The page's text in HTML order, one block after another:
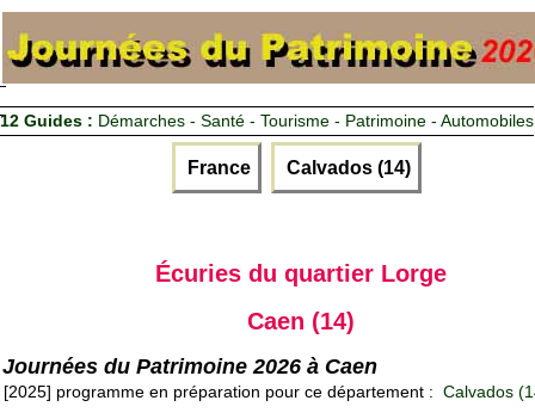
12 Guides : Démarches - Santé - Tourisme - Patrimoine - Automobiles
France Calvados (14)
Écuries du quartier Lorge
Caen (14)
Journées du Patrimoine 2026 à Caen
[2025] programme en préparation pour ce département : Calvados